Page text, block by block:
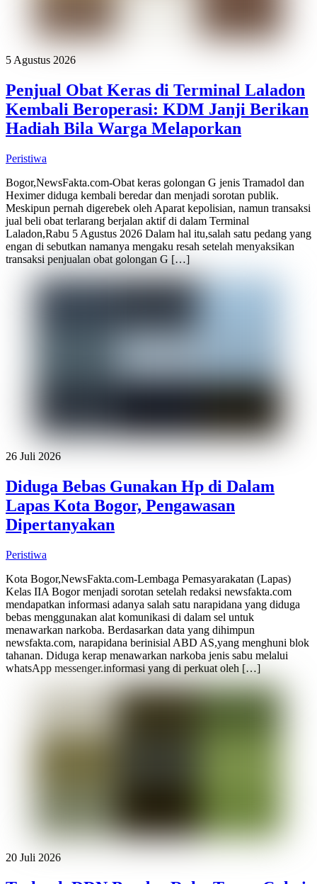
5 Agustus 2026
Penjual Obat Keras di Terminal Laladon
Kembali Beroperasi: KDM Janji Berikan
Hadiah Bila Warga Melaporkan
Peristiwa
Bogor,NewsFakta.com-Obat keras golongan G jenis Tramadol dan
Heximer diduga kembali beredar dan menjadi sorotan publik.
Meskipun pernah digerebek oleh Aparat kepolisian, namun transaksi
jual beli obat terlarang berjalan aktif di dalam Terminal
Laladon,Rabu 5 Agustus 2026 Dalam hal itu,salah satu pedang yang
engan di sebutkan namanya mengaku resah setelah menyaksikan
transaksi penjualan obat golongan G […]
26 Juli 2026
Diduga Bebas Gunakan Hp di Dalam
Lapas Kota Bogor, Pengawasan
Dipertanyakan
Peristiwa
Kota Bogor,NewsFakta.com-Lembaga Pemasyarakatan (Lapas)
Kelas IIA Bogor menjadi sorotan setelah redaksi newsfakta.com
mendapatkan informasi adanya salah satu narapidana yang diduga
bebas menggunakan alat komunikasi di dalam sel untuk
menawarkan narkoba. Berdasarkan data yang dihimpun
newsfakta.com, narapidana berinisial ABD AS,yang menghuni blok
tahanan. Diduga kerap menawarkan narkoba jenis sabu melalui
whatsApp messenger.informasi yang di perkuat oleh […]
20 Juli 2026